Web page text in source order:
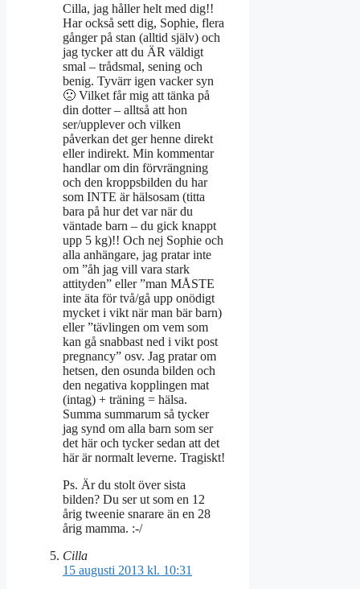
Cilla, jag håller helt med dig!!
Har också sett dig, Sophie, flera
gånger på stan (alltid själv) och
jag tycker att du ÄR väldigt
smal – trådsmal, sening och
benig. Tyvärr igen vacker syn
🙁 Vilket får mig att tänka på
din dotter – alltså att hon
ser/upplever och vilken
påverkan det ger henne direkt
eller indirekt. Min kommentar
handlar om din förvrängning
och den kroppsbilden du har
som INTE är hälsosam (titta
bara på hur det var när du
väntade barn – du gick knappt
upp 5 kg)!! Och nej Sophie och
alla anhängare, jag pratar inte
om ”åh jag vill vara stark
attityden” eller ”man MÅSTE
inte äta för två/gå upp onödigt
mycket i vikt när man bär barn)
eller ”tävlingen om vem som
kan gå snabbast ned i vikt post
pregnancy” osv. Jag pratar om
hetsen, den osunda bilden och
den negativa kopplingen mat
(intag) + träning = hälsa.
Summa summarum så tycker
jag synd om alla barn som ser
det här och tycker sedan att det
här är normalt leverne. Tragiskt!
Ps. Är du stolt över sista
bilden? Du ser ut som en 12
årig tweenie snarare än en 28
årig mamma. :-/
Cilla
15 augusti 2013 kl. 10:31